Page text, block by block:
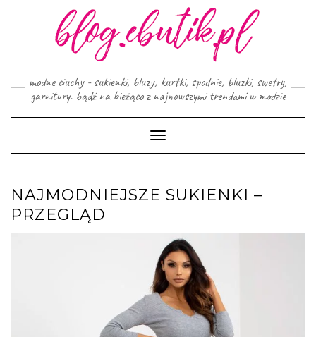
modne ciuchy - sukienki, bluzy, kurtki, spodnie, bluzki, swetry,
garnitury. bądź na bieżąco z najnowszymi trendami w modzie
Toggle
Navigation
NAJMODNIEJSZE SUKIENKI –
PRZEGLĄD